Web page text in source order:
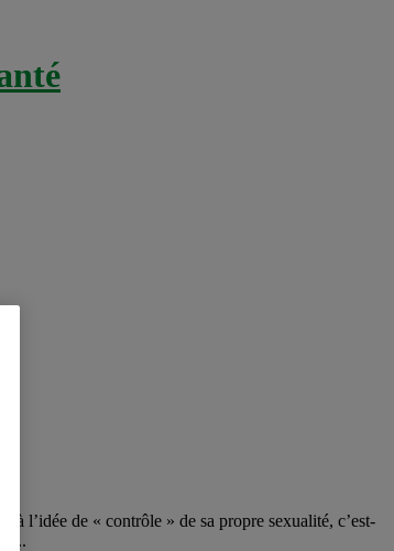
à l’idée de « contrôle » de sa propre sexualité, c’est-
...